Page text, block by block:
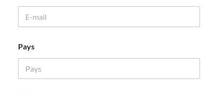
Pays